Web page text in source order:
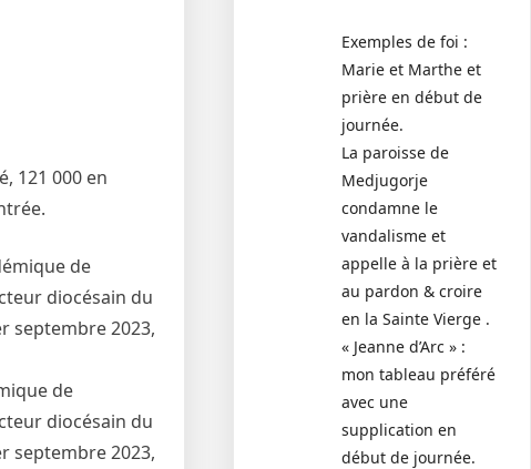
121 000 en
de
diocésain du
septembre 2023,
Exemples de foi :
Marie et Marthe et
prière en début de
journée.
La paroisse de
Medjugorje
condamne le
vandalisme et
appelle à la prière et
au pardon & croire
en la Sainte Vierge .
« Jeanne d’Arc » :
mon tableau préféré
avec une
supplication en
début de journée.